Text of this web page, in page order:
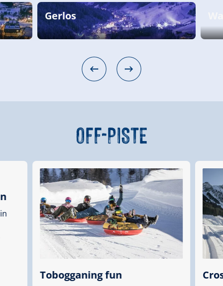
Gerlos
OFF-PISTE
Tobogganing fun